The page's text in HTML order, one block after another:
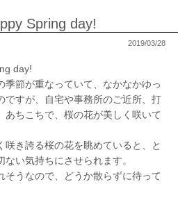
Spring day!
2019/03/28
day!
季節が重なっていて、なかなかゆっ
ですが、自宅や事務所のご近所、打
あちこちで、桜の花が美しく咲いて
咲き誇る桜の花を眺めていると、と
い気持ちにさせられます。
そうなので、どうか散らずに待って